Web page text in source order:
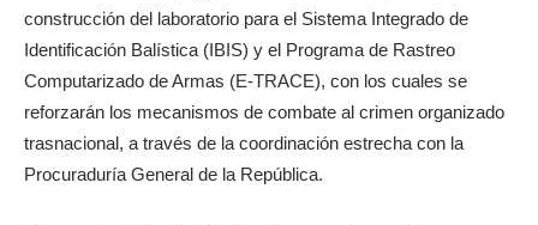
construcción del laboratorio para el Sistema Integrado de
Identificación Balística (IBIS) y el Programa de Rastreo
Computarizado de Armas (E-TRACE), con los cuales se
reforzarán los mecanismos de combate al crimen organizado
trasnacional, a través de la coordinación estrecha con la
Procuraduría General de la República.